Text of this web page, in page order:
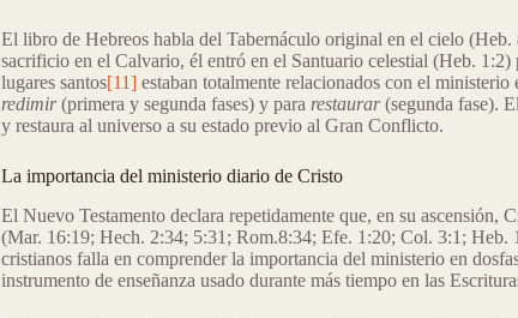
El libro de Hebreos habla del Tabernáculo original en el cielo
sacrificio en el Calvario, él entró en el Santuario celestial (Heb.
lugares santos[11]estaban totalmente relacionados con el ministerio
redimir(primera y segunda fases) y para restaurar(segunda fase).
y restaura al universo a su estado previo al Gran Conflicto.
La importancia del ministerio diario de Cristo
El Nuevo Testamento declara repetidamente que, en su ascensión,
(Mar. 16:19; Hech. 2:34; 5:31; Rom.8:34; Efe. 1:20; Col. 3:1;
cristianos falla en comprender la importancia del ministerio en
instrumento de enseñanza usado durante más tiempo en las